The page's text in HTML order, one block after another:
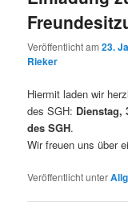
Veröffentlicht am23.
Rieker
Hiermit laden wir
des SGH: Dienstag,
des SGH.
Wir freuen uns über
Veröffentlicht unter